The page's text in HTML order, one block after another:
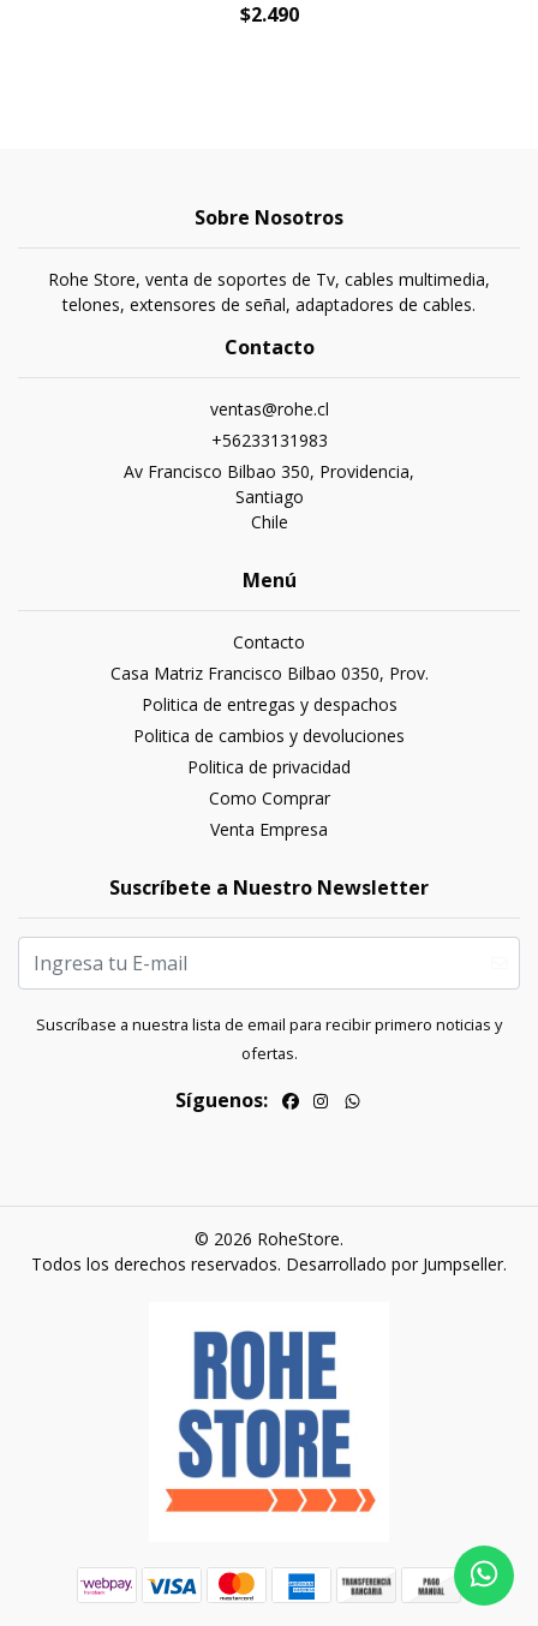
$2.490
Sobre Nosotros
Rohe Store, venta de soportes de Tv, cables multimedia,
telones, extensores de señal, adaptadores de cables.
Contacto
ventas@rohe.cl
+56233131983
Av Francisco Bilbao 350, Providencia,
Santiago
Chile
Menú
Contacto
Casa Matriz Francisco Bilbao 0350, Prov.
Politica de entregas y despachos
Politica de cambios y devoluciones
Politica de privacidad
Como Comprar
Venta Empresa
Suscríbete a Nuestro Newsletter
Suscríbase a nuestra lista de email para recibir primero noticias y
ofertas.
Síguenos:
© 2026 RoheStore.
Todos los derechos reservados. Desarrollado por Jumpseller.